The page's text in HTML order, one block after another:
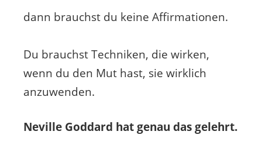
dann brauchst du keine Affirmationen.
Du brauchst Techniken, die wirken,
wenn du den Mut hast, sie wirklich
anzuwenden.
Neville Goddard hat genau das gelehrt.